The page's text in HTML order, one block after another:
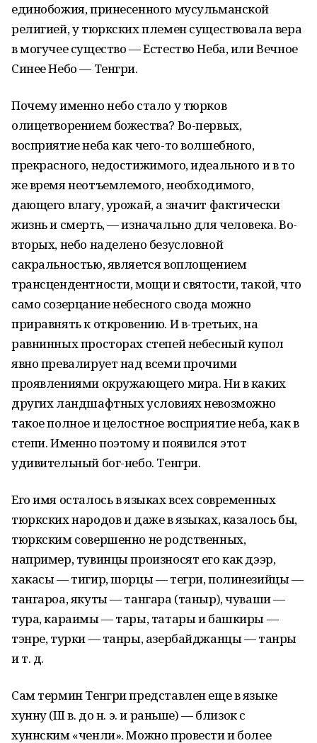
единобожия, принесенного мусульманской
религией, у тюркских племен существовала вера
в могучее существо — Естество Неба, или Вечное
Синее Небо — Тенгри.
Почему именно небо стало у тюрков
олицетворением божества? Во-первых,
восприятие неба как чего-то волшебного,
прекрасного, недостижимого, идеального и в то
же время неотъемлемого, необходимого,
дающего влагу, урожай, а значит фактически
жизнь и смерть, — изначально для человека. Во-
вторых, небо наделено безусловной
сакральностью, является воплощением
трансцендентности, мощи и святости, такой, что
само созерцание небесного свода можно
приравнять к откровению. И в-третьих, на
равнинных просторах степей небесный купол
явно превалирует над всеми прочими
проявлениями окружающего мира. Ни в каких
других ландшафтных условиях невозможно
такое полное и целостное восприятие неба, как в
степи. Именно поэтому и появился этот
удивительный бог-небо. Тенгри.
Его имя осталось в языках всех современных
тюркских народов и даже в языках, казалось бы,
тюркским совершенно не родственных,
например, тувинцы произносят его как дээр,
хакасы — тигир, шорцы — тегри, полинезийцы —
тангароа, якуты — тангара (таныр), чуваши —
тура, караимы — тары, татары и башкиры —
тэнре, турки — танры, азербайджанцы — танры
и т. д.
Сам термин Тенгри представлен еще в языке
хунну (III в. до н. э. и раньше) — близок с
хуннским «ченли». Можно провести и более